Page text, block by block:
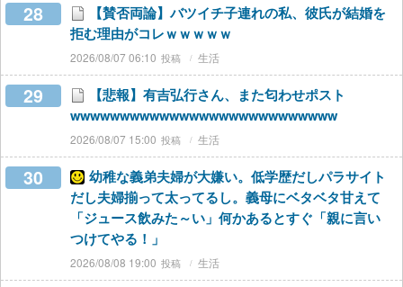
28
【賛否両論】バツイチ子連れの私、彼氏が結婚を
拒む理由がコレｗｗｗｗｗ
2026/08/07 06:10 生活
29
【悲報】有吉弘行さん、また匂わせポスト
wwwwwwwwwwwwwwwwwwwwwwwwwww
2026/08/07 15:00 生活
30
幼稚な義弟夫婦が大嫌い。低学歴だしパラサイト
だし夫婦揃って太ってるし。義母にベタベタ甘えて
「ジュース飲みた～い」何かあるとすぐ「親に言い
つけてやる！」
2026/08/08 19:00 生活